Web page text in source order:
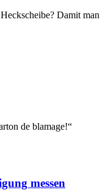
Damit man
de blamage!“
messen